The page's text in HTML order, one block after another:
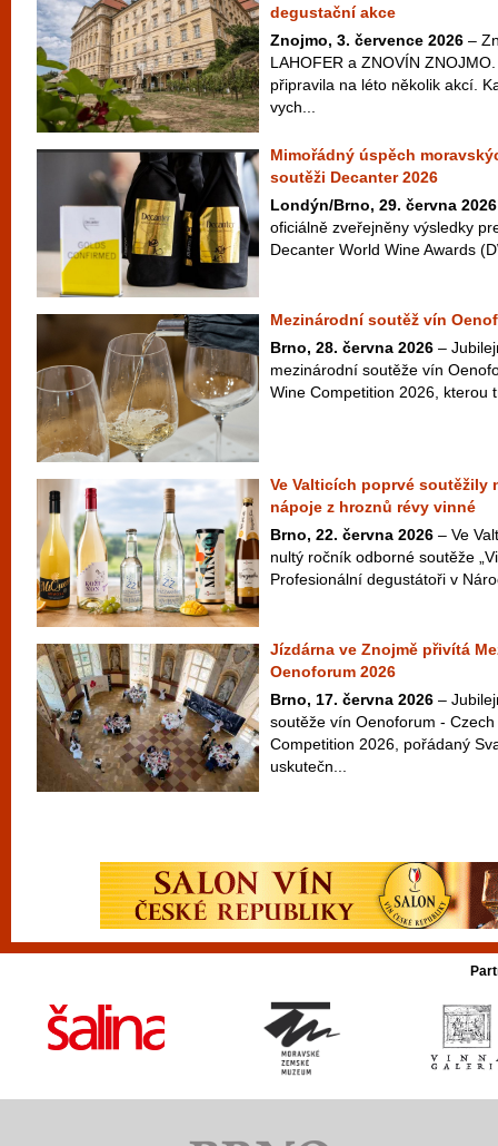
degustační akce
Znojmo, 3. července 2026 –
LAHOFER a ZNOVÍN
připravila na léto několik akcí.
vych...
Mimořádný úspěch
soutěži Decanter 2026
Londýn/Brno, 29. června 2026
oficiálně zveřejněny výsledky
Decanter World Wine Awards
Mezinárodní soutěž vín
Brno, 28. června 2026 –
mezinárodní soutěže vín
Wine Competition 2026, kterou
Ve Valticích poprvé soutěžily
nápoje z hroznů révy vinné
Brno, 22. června 2026 – Ve
nultý ročník odborné soutěže
Profesionální degustátoři v
Jízdárna ve Znojmě přivítá
Oenoforum 2026
Brno, 17. června 2026 –
soutěže vín Oenoforum -
Competition 2026, pořádaný
uskutečn...